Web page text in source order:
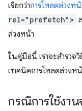
เรียกว่าการโหลดล่วงหน้
rel="prefetch">
ล่วงหน้า
ในคู่มือนี้ เราจะสำรวจ
เทคนิคการโหลดล่วงห
กรณีการใช้งาน